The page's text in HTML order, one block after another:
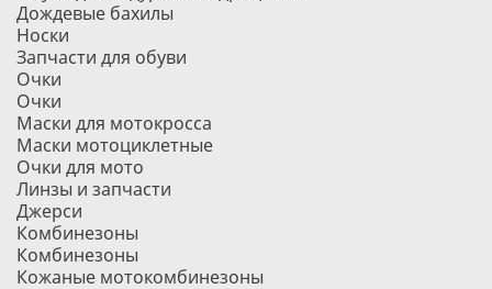
Дождевые бахилы
Носки
Запчасти для обуви
Очки
Очки
Маски для мотокросса
Маски мотоциклетные
Очки для мото
Линзы и запчасти
Джерси
Комбинезоны
Комбинезоны
Кожаные мотокомбинезоны